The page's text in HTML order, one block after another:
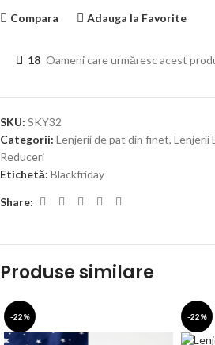
Compara Adauga la Favorite
18 Oameni care urmăresc acest
SKU: SKY32
Categorii: Lenjerii de pat din finet, Lenjerii
Reduceri
Etichetă: Blackfriday
Share:
Produse similare
-22% -22%